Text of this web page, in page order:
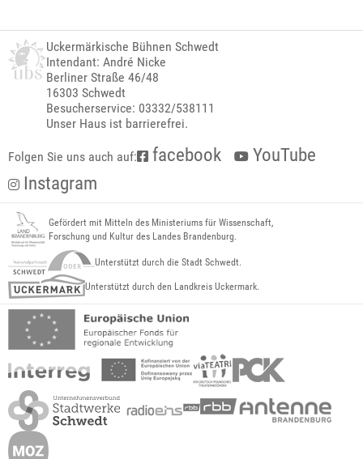
Uckermärkische Bühnen Schwedt
Intendant: André Nicke
Berliner Straße 46/48
16303 Schwedt
Besucherservice: 03332/538111
Unser Haus ist barrierefrei.
Folgen Sie uns auch auf: facebook
YouTube
Instagram
Gefördert mit Mitteln des Ministeriums für Wissenschaft,
Forschung und Kultur des Landes Brandenburg.
Unterstützt durch die Stadt Schwedt.
Unterstützt durch den Landkreis Uckermark.